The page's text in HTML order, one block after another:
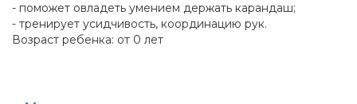
- поможет овладеть умением держать карандаш;
- тренирует усидчивость, координацию рук.
Возраст ребенка: от 0 лет